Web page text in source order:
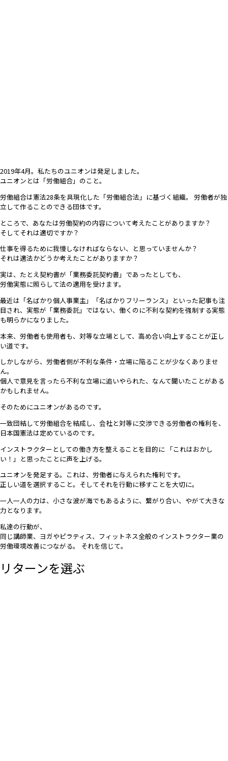
2019年4月。私たちのユニオンは発足しました。
ユニオンとは「労働組合」のこと。
労働組合は憲法28条を具現化した「労働組合法」に基づく組織。 労働者が独
立して作ることのできる団体です。
ところで、あなたは労働契約の内容について考えたことがありますか？
そしてそれは適切ですか？
仕事を得るために我慢しなければならない、と思っていませんか？
それは適法かどうか考えたことがありますか？​
実は、たとえ契約書が「業務委託契約書」であったとしても、
労働実態に照らして法の適用を受けます。
最近は「名ばかり個人事業主」「名ばかりフリーランス」といった記事も注
目され、実態が「業務委託」ではない、働くのに不利な契約を強制する実態
も明らかになりました。
本来、労働者も使用者も、対等な立場として、高め合い向上することが正し
い道です。
しかしながら、労働者側が不利な条件・立場に陥ることが少なくありませ
ん。
個人で意見を言ったら不利な立場に追いやられた、なんて聞いたことがある
かもしれません。
そのためにユニオンがあるのです。
一致団結して労働組合を結成し、会社と対等に交渉できる労働者の権利を、
日本国憲法は定めているのです。
インストラクターとしての働き方を整えることを目的に 「これはおかし
い！」と思ったことに声を上げる。
ユニオンを発足する。これは、労働者に与えられた権利です。
正しい道を選択すること。そしてそれを行動に移すことを大切に。
一人一人の力は、小さな波が海でもあるように、繋がり合い、やがて大きな
力となります。
私達の行動が、
同じ講師業、ヨガやピラティス、フィットネス全般のインストラクター業の
労働環境改善につながる。 それを信じて。
リターンを選ぶ